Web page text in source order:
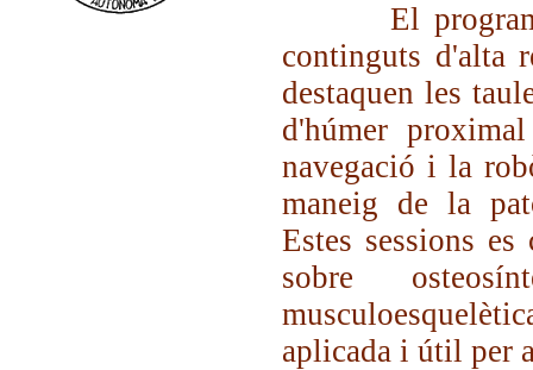
El programa
continguts d'alta
destaquen les
d'húmer
navegació i la
maneig de la
Estes sessions
sobre
aplicada i útil per